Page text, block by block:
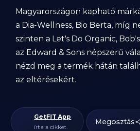
Magyarországon kapható
a Dia-Wellness, Bio Berta, míg
szinten a Let's Do Organic,
az Edward & Sons népszerű
nézd meg a termék hátán
az eltérésekért.
GetFIT App
írta a cikket.
Megosztás